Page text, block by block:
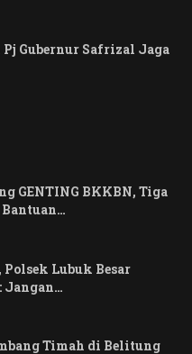
Gubernur Safrizal Jaga
GENTING BKKBN, Tiga
Lubuk Besar
Jangan…
Timah di Belitung